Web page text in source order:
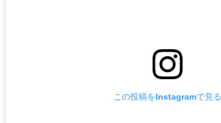
この投稿をInstagramで見る